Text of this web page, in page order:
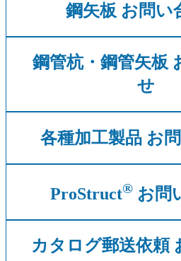
鋼矢板 お問い
鋼管杭・鋼管矢板
せ
各種加工製品 お
ProStruct®お問
カタログ郵送依頼